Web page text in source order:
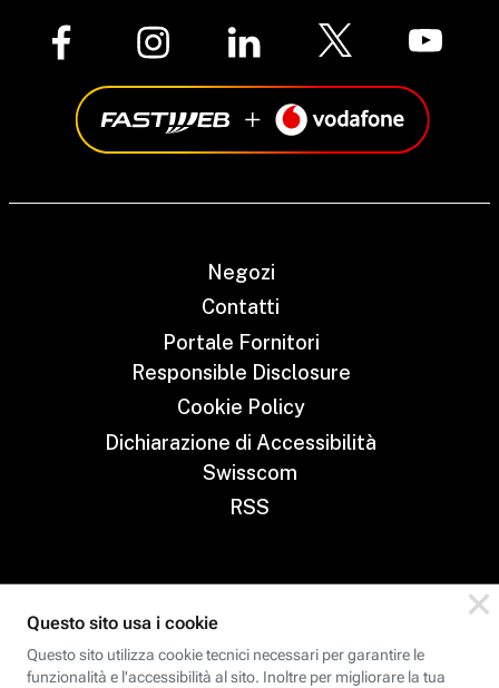
Negozi
Contatti
Portale Fornitori
Responsible Disclosure
Cookie Policy
Dichiarazione di Accessibilità
Swisscom
RSS